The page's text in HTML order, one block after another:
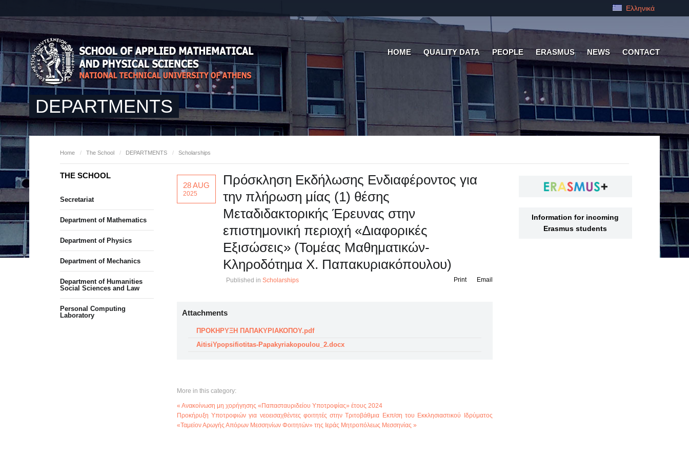
Ελληνικά
HOME QUALITY DATA PEOPLE ERASMUS NEWS CONTACT
DEPARTMENTS
Home / The School / DEPARTMENTS / Scholarships
28 AUG
2025
Πρόσκληση Εκδήλωσης Ενδιαφέροντος για
την πλήρωση μίας (1) θέσης
Μεταδιδακτορικής Έρευνας στην
επιστημονική περιοχή «Διαφορικές
Εξισώσεις» (Τομέας Μαθηματικών-
Κληροδότημα Χ. Παπακυριακόπουλου)
Published in Scholarships Email
Print
Attachments
ΠΡΟΚΗΡΥΞΗ ΠΑΠΑΚΥΡΙΑΚΟΠΟΥ.pdf
AitisiYpopsifiotitas-Papakyriakopoulou_2.docx
More in this category:
« Ανακοίνωση μη χορήγησης «Παπασταυριδείου Υποτροφίας» έτους 2024
Προκήρυξη Υποτροφιών για νεοεισαχθέντες φοιτητές στην Τριτοβάθμια Εκπ/ση του Εκκλησιαστικού Ιδρύματος
«Ταμείον Αρωγής Απόρων Μεσσηνίων Φοιτητών» της Ιεράς Μητροπόλεως Μεσσηνίας »
THE SCHOOL
Secretariat
Department of Mathematics
Department of Physics
Department of Mechanics
Department of Humanities
Social Sciences and Law
Personal Computing
Laboratory
Information for incoming
Erasmus students